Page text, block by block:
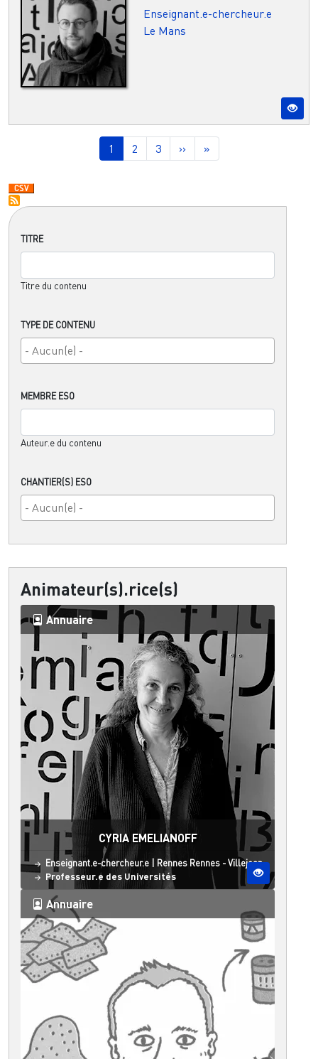
TITRE
Titre du contenu
TYPE DE CONTENU
MEMBRE ESO
Auteur.e du contenu
CHANTIER(S) ESO
Animateur(s).rice(s)
Annuaire
CYRIA EMELIANOFF
Statut
Enseignant.e-chercheur.e Site ESO
Rennes Rennes - Villejean
Professeur.e des Universités
Annuaire
Enseignant.e-chercheur.e
Le Mans
Page courante
1 Page
2 Page
3 Page suivante
›› Dernière page
»